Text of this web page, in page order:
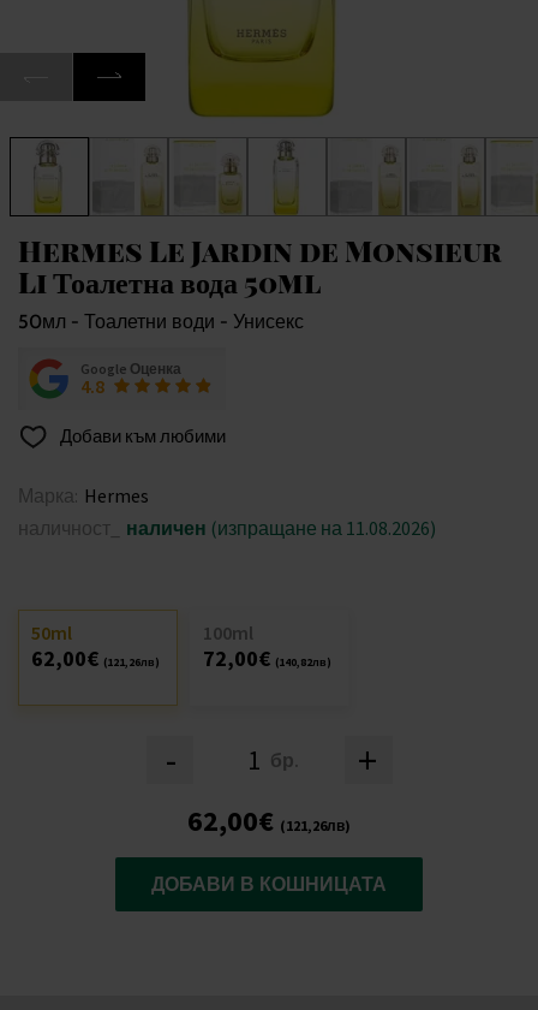
Hermes Le Jardin de Monsieur
Li Тоалетна вода 50ml
50мл - Тоалетни води - Унисекс
Google Оценка
4.8
Добави към любими
Марка: Hermes
наличност_
наличен (изпращане на 11.08.2026)
- бр. +
50ml
62,00€ (121,26лв)
100ml
72,00€ (140,82лв)
62,00€ (121,26лв)
ДОБАВИ В КОШНИЦАТА